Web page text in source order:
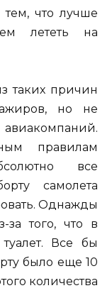
тем, что лучше
лететь на
таких причин
но не
правилам
все
самолета
Однажды
того, что в
Все бы
было еще 10
количества